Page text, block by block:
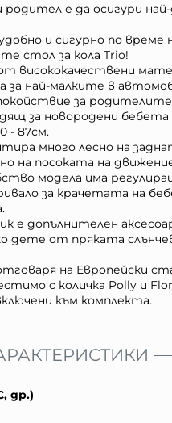
родител е да осигури
и сигурно по време
стол за кола Trio!
висококачествени
за най-малките в
за
за новородени бебета
- 87см.
много лесно на
на посоката на
модела има
за крачетата на
е допълнителен
дете от пряката
на Европейски
с количка Polly и
към комплекта.
др.)